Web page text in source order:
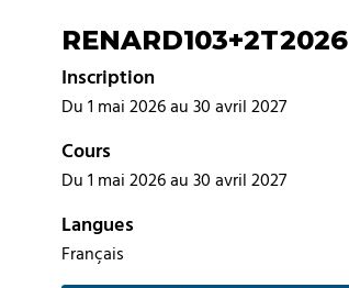
RENARD103+2T2026
Inscription
Du 1 mai 2026 au 30 avril 2027
Cours
Du 1 mai 2026 au 30 avril 2027
Langues
Français